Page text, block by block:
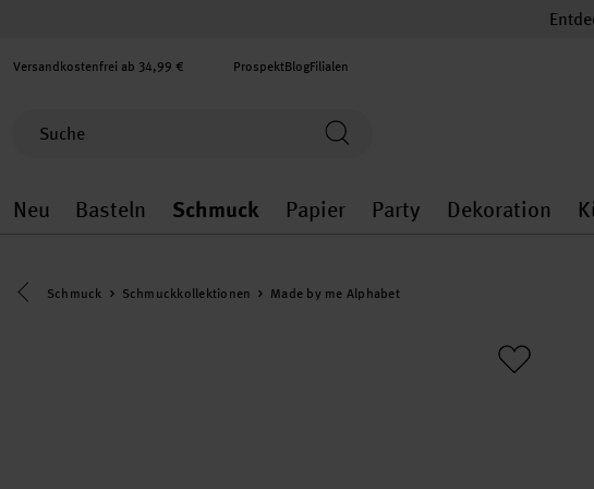
Versandkostenfrei ab 34,99 € ProspektBlogFilialen
Neu
Neu general.openMenu
Basteln
Basteln general.openMenu
Schmuck
Schmuck general.openMenu
Papier
Papier
Party
Party
Dekoration
Eine Kategorie zurück navigieren
Schmuck Schmuckkollektionen Made by me Alphabet